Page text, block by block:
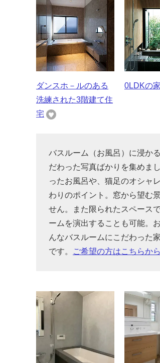
ダンスホ－ルのある
洗練された3階建て住
宅
0LDKの家
バスルーム（お風呂）に浸か
だわった写真ばかりを集めま
ったお風呂や、猫足のオシャ
わりのポイント。窓から望む
せん。また限られたスペース
ームを演出することも可能。
んなバスルームにこだわった
です。
ご希望の方はこちらから